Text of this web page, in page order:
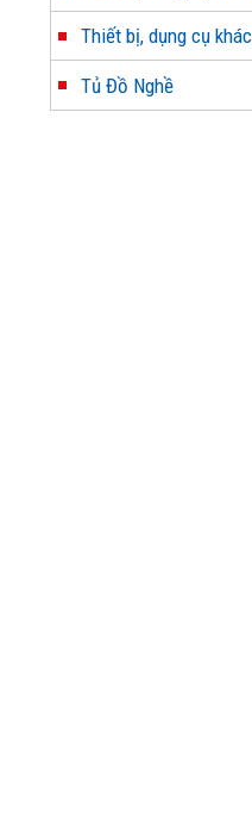
Thiết bị, dụng cụ khác
Tủ Đồ Nghề